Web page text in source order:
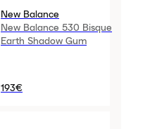
New Balance
New Balance 530 Bisque
Earth Shadow Gum
193€